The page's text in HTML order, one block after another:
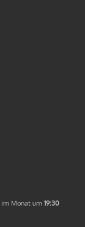
im Monat um19:30